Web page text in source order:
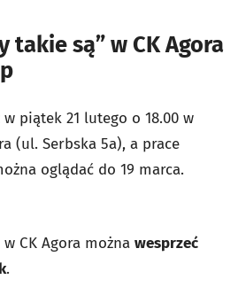
takie są” w CK Agora
piątek 21 lutego o 18.00 w
(ul. Serbska 5a), a prace
oglądać do 19 marca.
CK Agora można wesprzeć
.